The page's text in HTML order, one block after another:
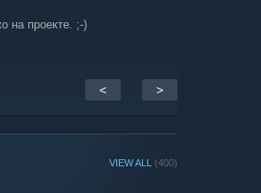
на проекте. ;-)
< >
VIEW ALL (400)